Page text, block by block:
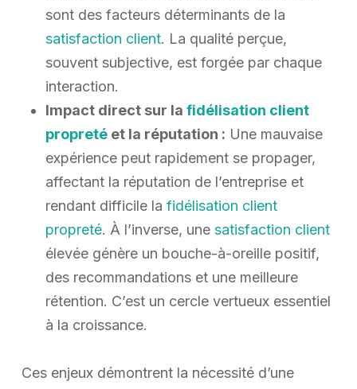
sont des facteurs déterminants de la
satisfaction client. La qualité perçue,
souvent subjective, est forgée par chaque
interaction.
Impact direct sur la fidélisation client
propretéet la réputation : Une mauvaise
expérience peut rapidement se propager,
affectant la réputation de l’entreprise et
rendant difficile la fidélisation client
propreté. À l’inverse, une satisfaction client
élevée génère un bouche-à-oreille positif,
des recommandations et une meilleure
rétention. C’est un cercle vertueux essentiel
à la croissance.
Ces enjeux démontrent la nécessité d’une